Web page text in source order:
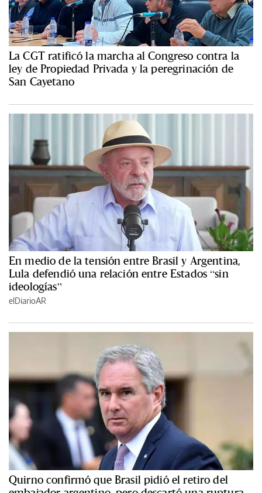
La CGT ratificó la marcha al Congreso contra la
ley de Propiedad Privada y la peregrinación de
San Cayetano
En medio de la tensión entre Brasil y Argentina,
Lula defendió una relación entre Estados “sin
ideologías”
elDiarioAR
Quirno confirmó que Brasil pidió el retiro del